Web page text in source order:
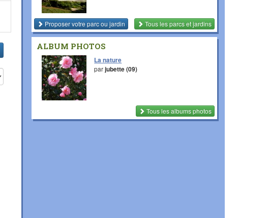
Proposer votre parc ou jardin Tous les parcs et jardins
ALBUM PHOTOS
La nature
parjubette (09)
Tous les albums photos